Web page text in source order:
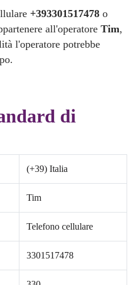
+393301517478 o
all'operatoreTim,
l'operatore potrebbe
di
(+39) Italia
Tim
Telefono cellulare
3301517478